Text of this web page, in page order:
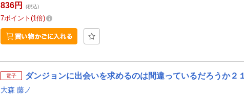
836円 (税込)
7ポイント 1倍
電子 ダンジョンに出会いを求めるのは間違っているだろうか２
大森 藤ノ